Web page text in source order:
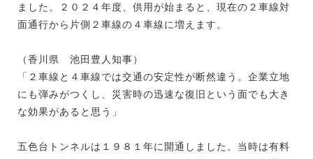
ました。２０２４年度、供用が始まると、現在の２車線対
面通行から片側２車線の４車線に増えます。
（香川県 池田豊人知事）
「２車線と４車線では交通の安定性が断然違う。企業立地
にも弾みがつくし、災害時の迅速な復旧という面でも大き
な効果があると思う」
五色台トンネルは１９８１年に開通しました。当時は有料